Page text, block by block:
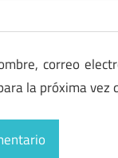
correo
la próxima vez